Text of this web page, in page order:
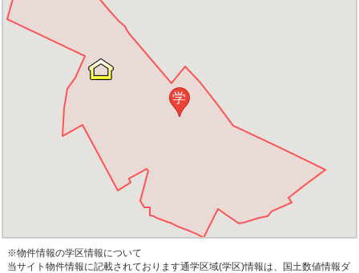
学
※物件情報の学区情報について
当サイト物件情報に記載されております通学区域(学区)情報は、国土数値情報ダ